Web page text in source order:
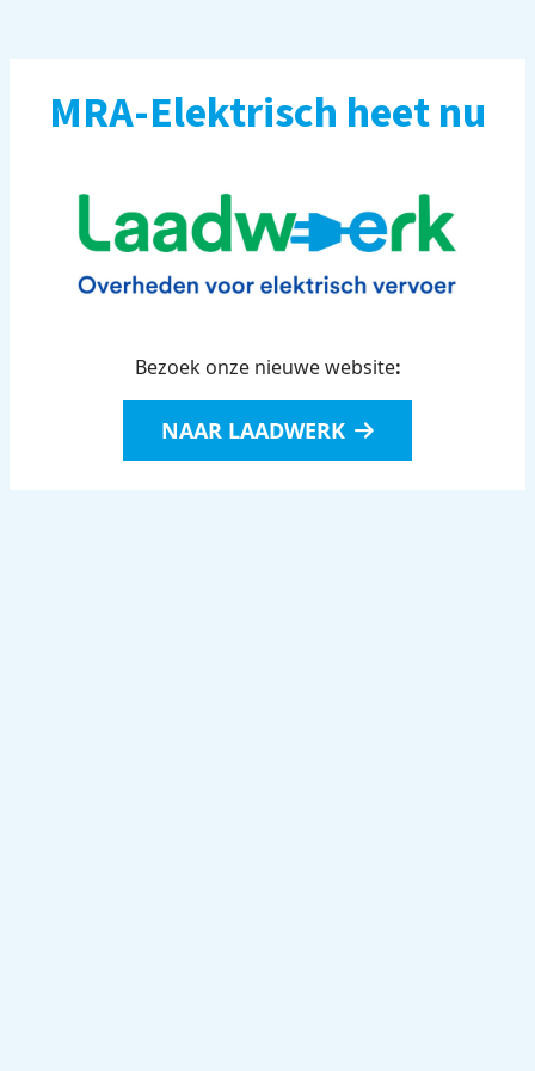
MRA-Elektrisch heet nu
Bezoek onze nieuwe website:
NAAR LAADWERK